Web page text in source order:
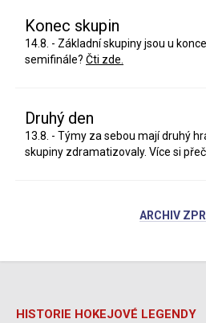
Konec skupin
14.8. - Základní skupiny jsou u
semifinále? Čti zde.
Druhý den
13.8. - Týmy za sebou mají druhý
skupiny zdramatizovaly. Více si
ARCHIV
HISTORIE HOKEJOVÉ LEGENDY